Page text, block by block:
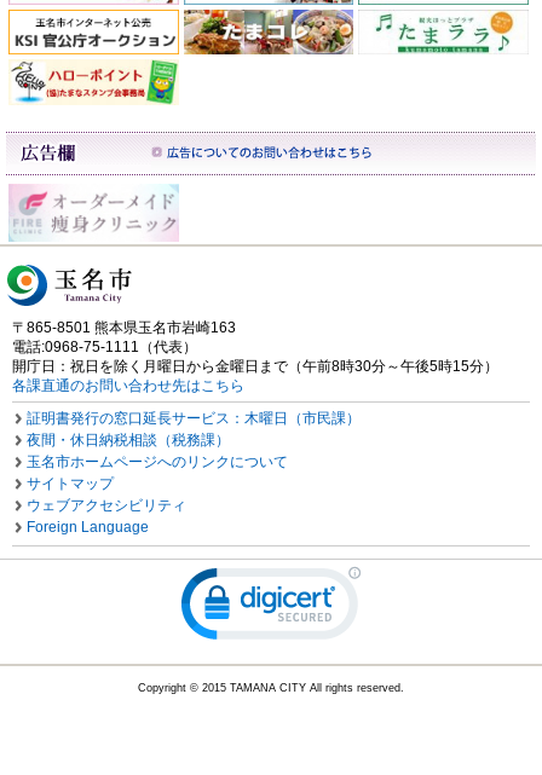
〒865-8501 熊本県玉名市岩崎163
電話:0968-75-1111（代表）
開庁日：祝日を除く月曜日から金曜日まで（午前8時30分～午後5時15分）
各課直通のお問い合わせ先はこちら
証明書発行の窓口延長サービス：木曜日（市民課）
夜間・休日納税相談（税務課）
玉名市ホームページへのリンクについて
サイトマップ
ウェブアクセシビリティ
Foreign Language
Copyright © 2015 TAMANA CITY All rights reserved.